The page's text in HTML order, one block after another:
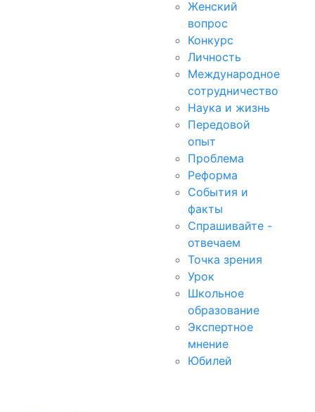
Женский
вопрос
Конкурс
Личность
Международное
сотрудничество
Наука и жизнь
Передовой
опыт
Проблема
Реформа
События и
факты
Спрашивайте -
отвечаем
Точка зрения
Урок
Школьное
образование
Экспертное
мнение
Юбилей